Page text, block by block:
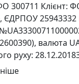
300711
ЄДРПОУ 25943332
валюта
руху: